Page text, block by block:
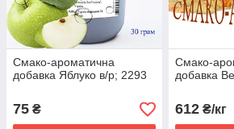
Смако-ароматична
добавка Яблуко в/р; 2293
75 ₴
Смако-
добавка
612₴/кг